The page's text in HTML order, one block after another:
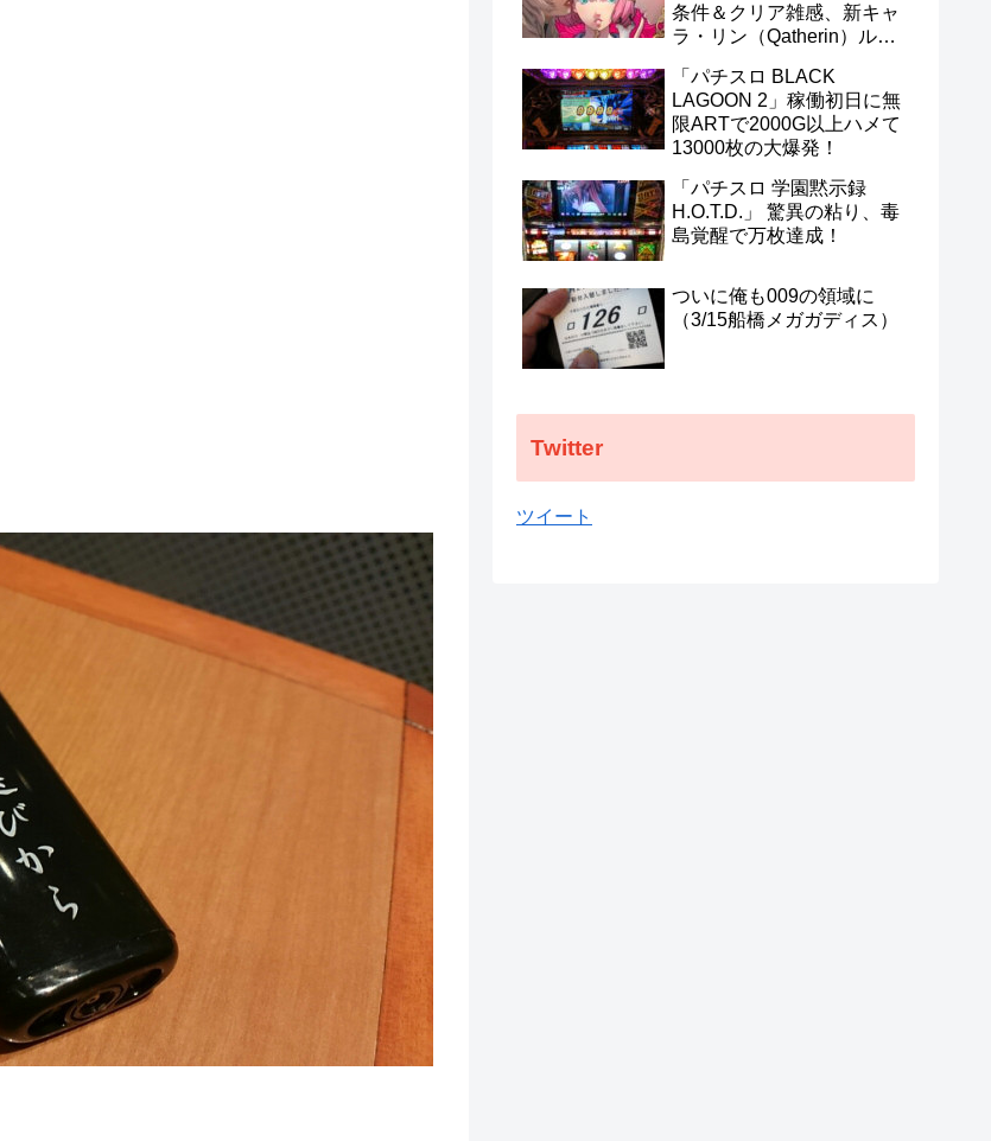
条件＆クリア雑感、新キャ
ラ・リン（Qatherin）ルー
わらせるな！
「パチスロ BLACK
LAGOON 2」稼働初日に無
限ARTで2000G以上ハメて
13000枚の大爆発！
「パチスロ 学園黙示録
H.O.T.D.」 驚異の粘り、毒
島覚醒で万枚達成！
ついに俺も009の領域に
（3/15船橋メガガディス）
Twitter
ツイート